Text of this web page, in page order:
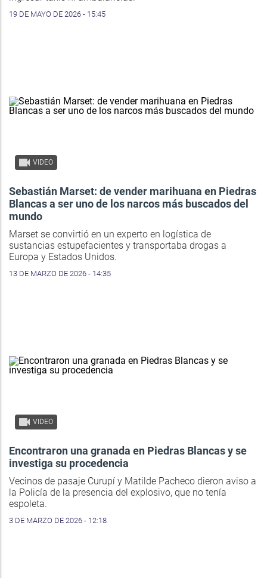
19 DE MAYO DE 2026 - 15:45
VIDEO
Sebastián Marset: de vender marihuana en Piedras
Blancas a ser uno de los narcos más buscados del
mundo
Marset se convirtió en un experto en logística de
sustancias estupefacientes y transportaba drogas a
Europa y Estados Unidos.
13 DE MARZO DE 2026 - 14:35
VIDEO
Encontraron una granada en Piedras Blancas y se
investiga su procedencia
Vecinos de pasaje Curupí y Matilde Pacheco dieron aviso a
la Policía de la presencia del explosivo, que no tenía
espoleta.
3 DE MARZO DE 2026 - 12:18